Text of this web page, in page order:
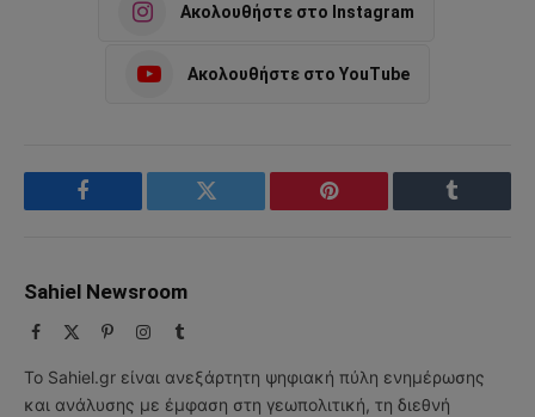
Ακολουθήστε στο Instagram
Ακολουθήστε στο YouTube
Facebook Twitter Pinterest Tumblr
Sahiel Newsroom
Facebook PinterestInstagram
Tumblr
Το Sahiel.gr είναι ανεξάρτητη ψηφιακή πύλη ενημέρωσης
και ανάλυσης με έμφαση στη γεωπολιτική, τη διεθνή